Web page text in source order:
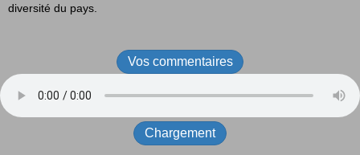
diversité du pays.
Vos commentaires
Chargement